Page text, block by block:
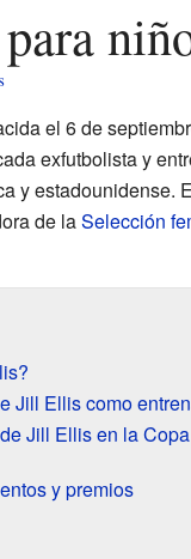
el 6 de
exfutbolista y
y estadounidense.
de laSelección
Jill Ellis como
Jill Ellis en la
y premios